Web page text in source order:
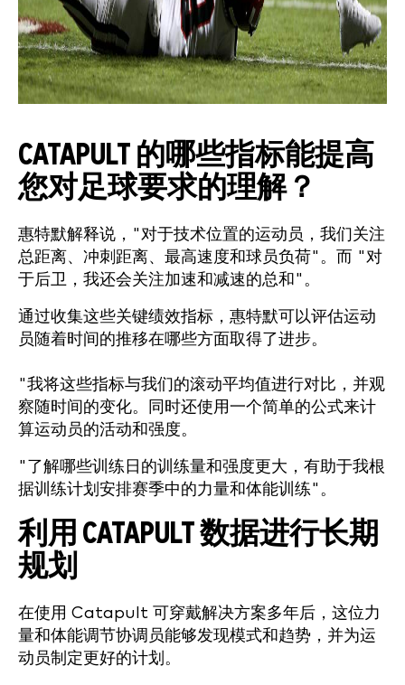
CATAPULT 的哪些指标能提高
您对足球要求的理解？
惠特默解释说，"对于技术位置的运动员，我们关注
总距离、冲刺距离、最高速度和球员负荷"。而 "对
于后卫，我还会关注加速和减速的总和"。
通过收集这些关键绩效指标，惠特默可以评估运动
员随着时间的推移在哪些方面取得了进步。
"我将这些指标与我们的滚动平均值进行对比，并观
察随时间的变化。同时还使用一个简单的公式来计
算运动员的活动和强度。
"了解哪些训练日的训练量和强度更大，有助于我根
据训练计划安排赛季中的力量和体能训练"。
利用 CATAPULT 数据进行长期
规划
在使用 Catapult 可穿戴解决方案多年后，这位力
量和体能调节协调员能够发现模式和趋势，并为运
动员制定更好的计划。